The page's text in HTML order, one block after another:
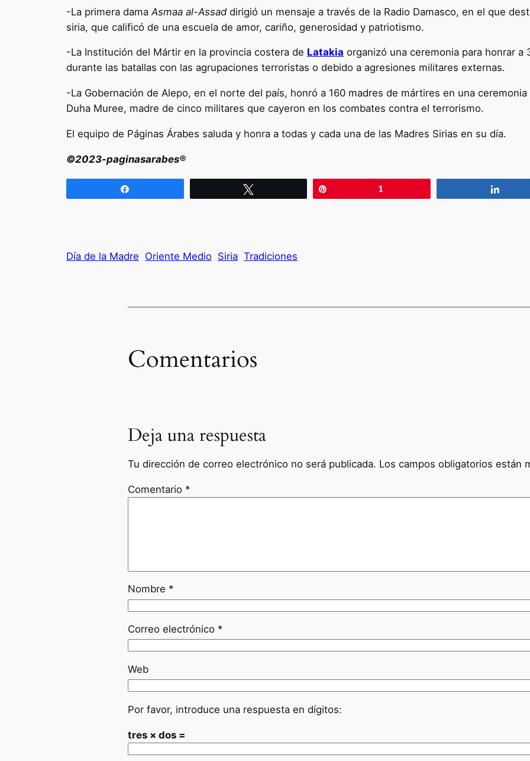
-La primera dama Asmaa al-Assad dirigió un mensaje a través de la Radio Damasco, en el que
siria, que calificó de una escuela de amor, cariño, generosidad y patriotismo.
-La Institución del Mártir en la provincia costera de Latakia organizó una ceremonia para honrar
durante las batallas con las agrupaciones terroristas o debido a agresiones militares externas.
-La Gobernación de Alepo, en el norte del país, honró a 160 madres de mártires en una
Duha Muree, madre de cinco militares que cayeron en los combates contra el terrorismo.
El equipo de Páginas Árabes saluda y honra a todas y cada una de las Madres Sirias en su día.
©2023-paginasarabes®
1
Día de la Madre Oriente Medio Siria Tradiciones
Comentarios
Deja una respuesta
Tu dirección de correo electrónico no será publicada. Los campos obligatorios están
Comentario *
Nombre *
Correo electrónico *
Web
Por favor, introduce una respuesta en dígitos:
tres × dos =